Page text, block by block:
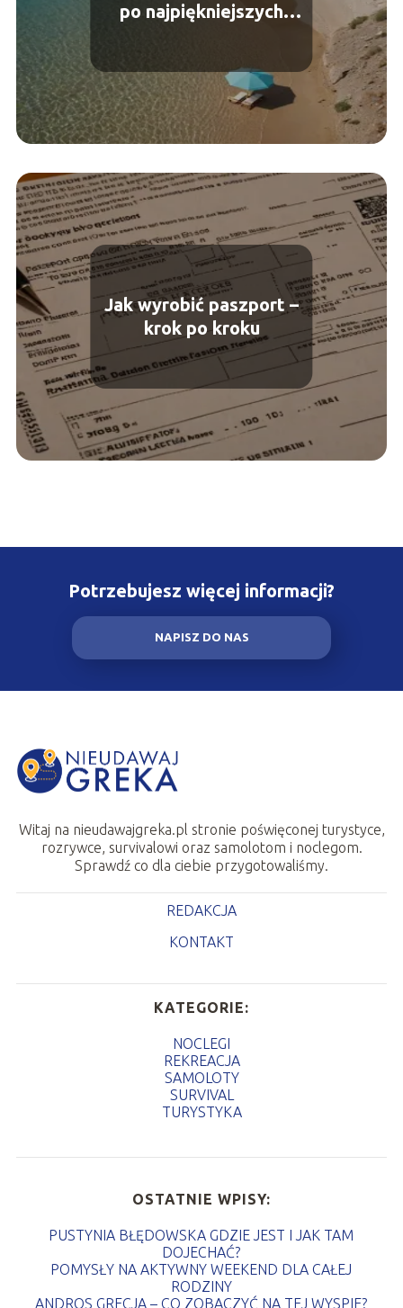
po najpiękniejszych
Jak wyrobić paszport –
krok po kroku
Potrzebujesz więcej informacji?
NAPISZ DO NAS
Witaj na nieudawajgreka.pl stronie poświęconej turystyce,
rozrywce, survivalowi oraz samolotom i noclegom.
Sprawdź co dla ciebie przygotowaliśmy.
REDAKCJA
KONTAKT
KATEGORIE:
NOCLEGI
REKREACJA
SAMOLOTY
SURVIVAL
TURYSTYKA
OSTATNIE WPISY:
PUSTYNIA BŁĘDOWSKA GDZIE JEST I JAK TAM
DOJECHAĆ?
POMYSŁY NA AKTYWNY WEEKEND DLA CAŁEJ
RODZINY
ANDROS GRECJA – CO ZOBACZYĆ NA TEJ WYSPIE?